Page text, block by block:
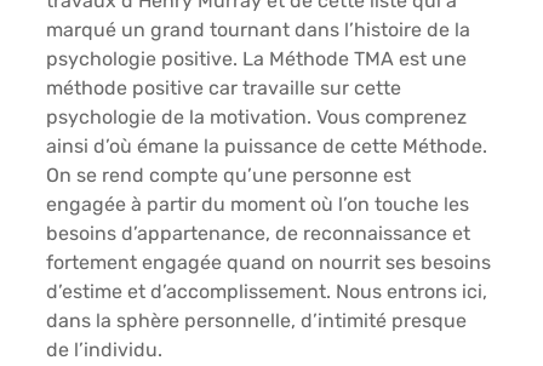
marqué un grand tournant dans l’histoire de la
psychologie positive. La Méthode TMA est une
méthode positive car travaille sur cette
psychologie de la motivation. Vous comprenez
ainsi d’où émane la puissance de cette Méthode.
On se rend compte qu’une personne est
engagée à partir du moment où l’on touche les
besoins d’appartenance, de reconnaissance et
fortement engagée quand on nourrit ses besoins
d’estime et d’accomplissement. Nous entrons ici,
dans la sphère personnelle, d’intimité presque
de l’individu.